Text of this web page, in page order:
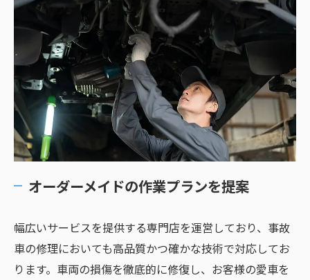
オーダーメイドの作業プランを提案
幅広いサービスを提供する専門店を運営しており、事故
車の修理においても高品質かつ確かな技術で対応してお
ります。車両の損傷を徹底的に修復し、お客様の愛車を